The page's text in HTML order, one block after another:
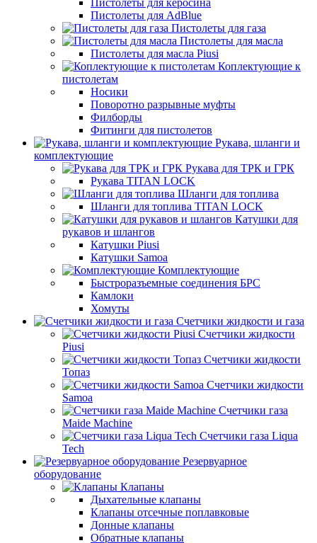
Пистолеты для керосина
Пистолеты для AdBlue
Пистолеты для газа
Пистолеты для масла
Пистолеты для масла Piusi
Коплектующие к
пистолетам
Носики
Поворотно разрывные муфты
Филборды
Фитинги для пистолетов
Рукава, шланги и
комплектующие
Рукава для ТРК и ГРК
Рукава TITAN LOCK
Шланги для топлива
Шланги для топлива TITAN LOCK
Катушки для
рукавов и шлангов
Катушки Piusi
Катушки Samoa
Комплектующие
Быстроразъемные соединения БРС
Камлоки
Хомуты
Счетчики жидкости и газа
Счетчики жидкости
Piusi
Счетчики жидкости
Топаз
Счетчики жидкости
Samoa
Счетчики газа
Maide Machine
Счетчики газа Liqua
Tech
Резервуарное
оборудование
Клапаны
Дыхательные клапаны
Клапаны отсечные поплавковые
Донные клапаны
Обратные клапаны